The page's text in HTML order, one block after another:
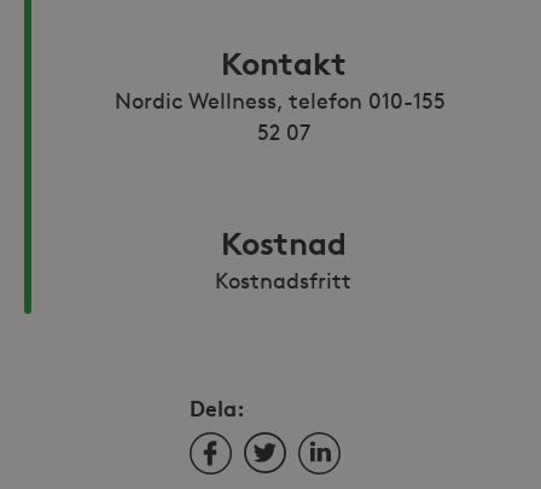
Kontakt
Nordic Wellness, telefon 010-155
52 07
Kostnad
Kostnadsfritt
Dela:
FacebookTwitterLinkedIn